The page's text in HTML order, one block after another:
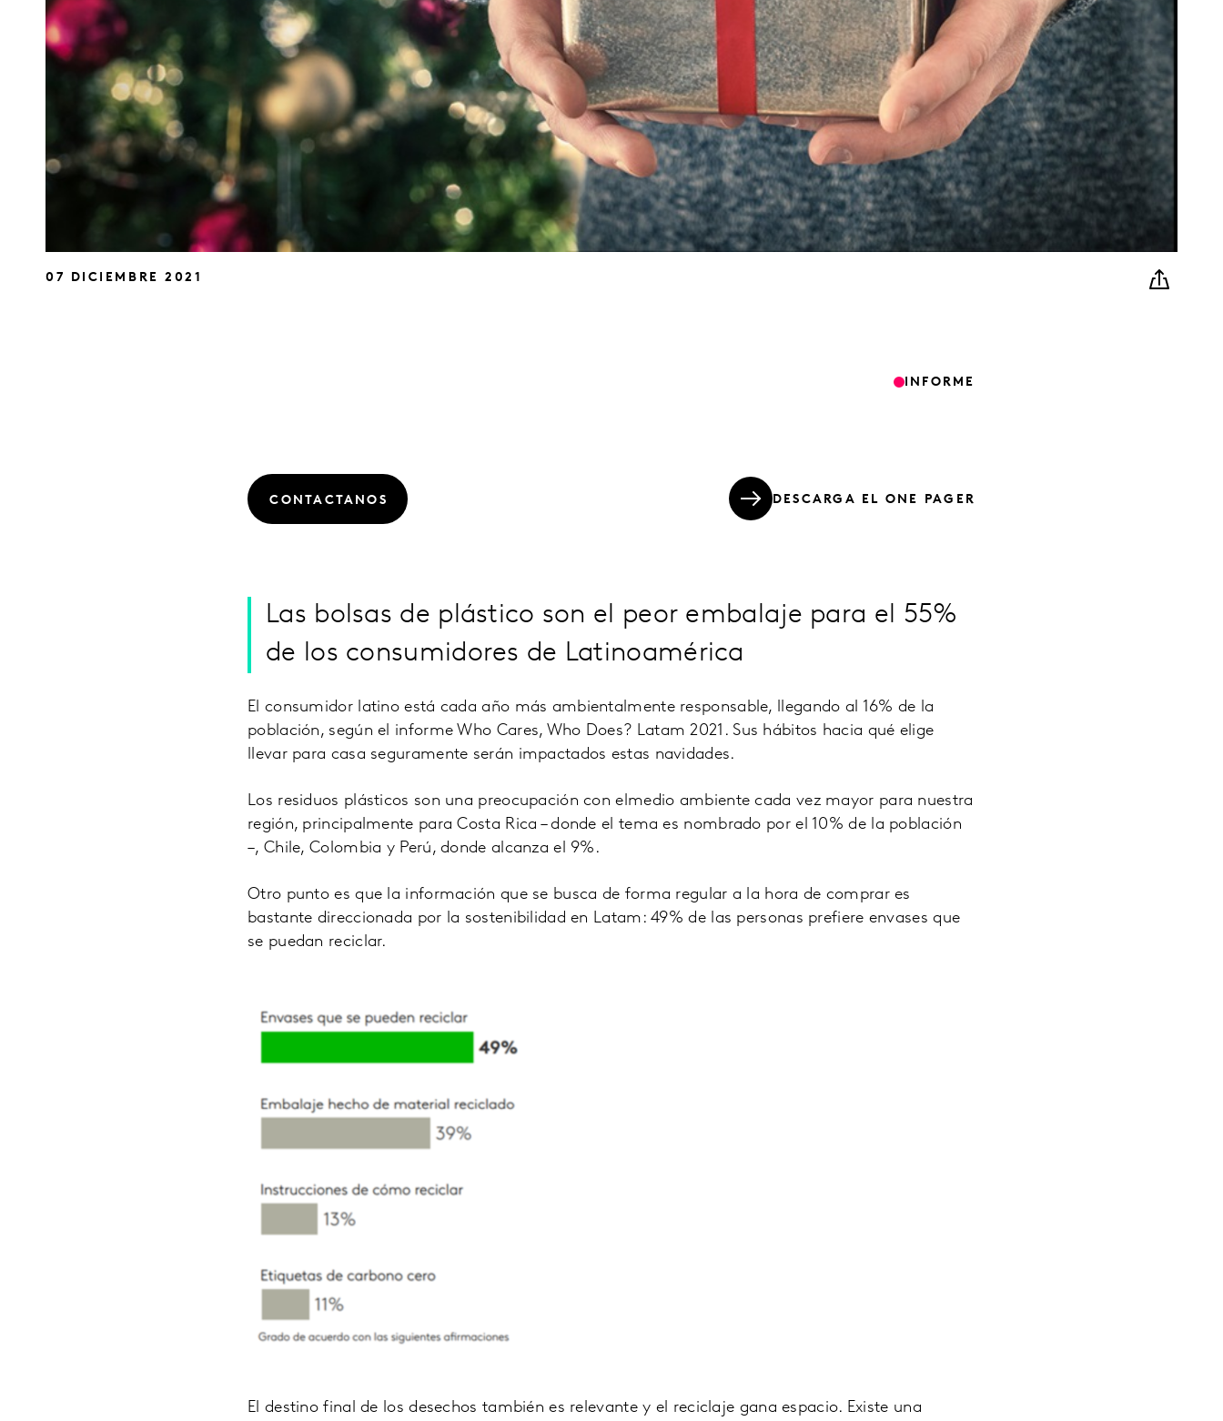
07 DICIEMBRE 2021
INFORME
CONTACTANOS DESCARGA EL ONE PAGER
Las bolsas de plástico son el peor embalaje para el 55%
de los consumidores de Latinoamérica
El consumidor latino está cada año más ambientalmente responsable, llegando al 16% de la
población, según el informe Who Cares, Who Does? Latam 2021. Sus hábitos hacia qué elige
llevar para casa seguramente serán impactados estas navidades.
Los residuos plásticos son una preocupación con elmedio ambiente cada vez mayor para nuestra
región, principalmente para Costa Rica – donde el tema es nombrado por el 10% de la población
–, Chile, Colombia y Perú, donde alcanza el 9%.
Otro punto es que la información que se busca de forma regular a la hora de comprar es
bastante direccionada por la sostenibilidad en Latam: 49% de las personas prefiere envases que
se puedan reciclar.
El destino final de los desechos también es relevante y el reciclaje gana espacio. Existe una